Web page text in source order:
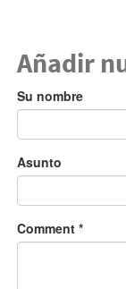
Añadir
Su nombre
Asunto
Comment *